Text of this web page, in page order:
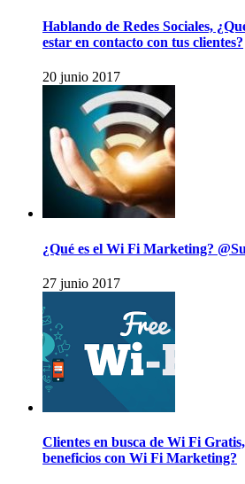
Hablando de Redes Sociales,
estar en contacto con tus clientes?
20 junio 2017
¿Qué es el Wi Fi Marketing?
27 junio 2017
Clientes en busca de Wi Fi
beneficios con Wi Fi Marketing?